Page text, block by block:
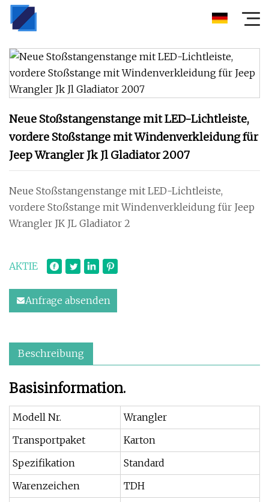
Neue Stoßstangenstange mit LED-Lichtleiste,
vordere Stoßstange mit Windenverkleidung für
Jeep Wrangler Jk Jl Gladiator 2007
Neue Stoßstangenstange mit LED-Lichtleiste,
vordere Stoßstange mit Windenverkleidung für Jeep
Wrangler JK JL Gladiator 2
AKTIE
Anfrage absenden
Beschreibung
Basisinformation.
Modell Nr.
Wrangler
Transportpaket
Karton
Spezifikation
Standard
Warenzeichen
TDH